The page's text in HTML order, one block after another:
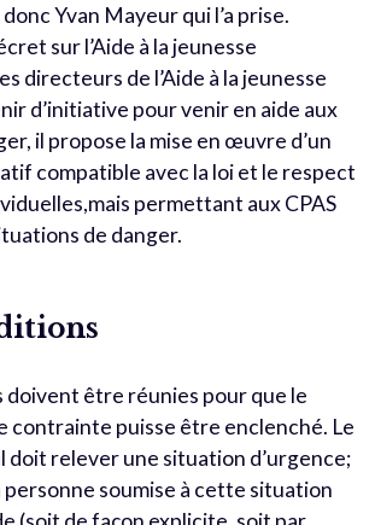
donc Yvan Mayeur qui l’a prise.
sur l’Aide à la jeunesse
directeurs de l’Aide à la jeunesse
d’initiative pour venir en aide aux
il propose la mise en œuvre d’un
compatible avec la loi et le respect
permettant aux CPAS
de danger.
doivent être réunies pour que le
contrainte puisse être enclenché. Le
doit relever une situation d’urgence;
soumise à cette situation